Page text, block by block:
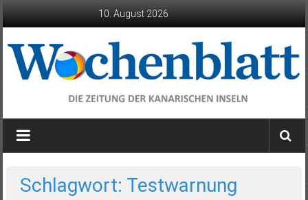
10. August 2026
Wochenblatt
die
Kanarischen
Schlagwort: Testwarnung